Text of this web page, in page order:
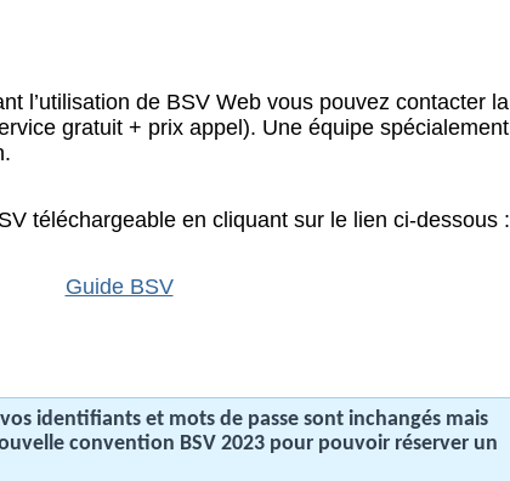
l’utilisation de BSV Web vous pouvez contacter la
gratuit + prix appel). Une équipe spécialement
téléchargeable en cliquant sur le lien ci-dessous :
Guide BSV
identifiants et mots de passe sont inchangés mais
convention BSV 2023 pour pouvoir réserver un